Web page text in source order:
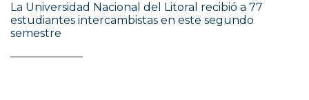
La Universidad Nacional del Litoral recibió a 77
estudiantes intercambistas en este segundo
semestre